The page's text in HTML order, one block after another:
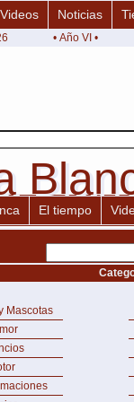
Videos Noticias
• Año VI •
El tiempo
Mascotas